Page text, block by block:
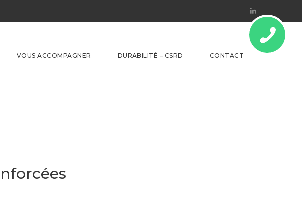
Linkedin
VOUS ACCOMPAGNER DURABILITÉ – CSRD CONTACT